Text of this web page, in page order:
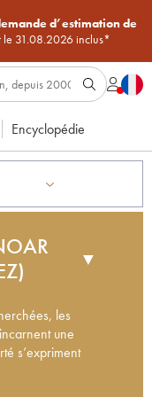
d’estimation de
le 31.08.2026 inclus*
Encyclopédie
▼
les
une
s’expriment